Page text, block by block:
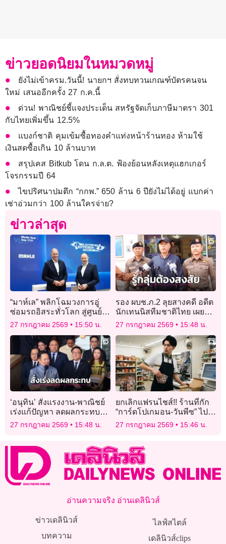
ข่าวยอดนิยมในหมวดหมู่
ยังไม่เข้าครม.วันนี้! นายกฯ สั่งทบทวนเกณฑ์บัตรคนจน
ใหม่ เสนออีกครั้ง 27 ก.ค.นี้
ด่วน! พาณิชย์ชี้แจงประเด็น สหรัฐจัดเก็บภาษีมาตรา 301
กับไทยเพิ่มขึ้น 12.5%
แบงก์ชาติ คุมเข้มซื้อทองคำแท่งหน้าร้านทอง ห้ามใช้
เงินสดซื้อเกิน 10 ล้านบาท
สรุปเคส Bitkub โดน ก.ล.ต. ฟ้องย้อนหลังเหตุแฮกเกอร์
โจรกรรมปี 64
ไขปริศนาปมตึก “กกพ.” 650 ล้าน 6 ปียังไม่ได้อยู่ แบกค่า
เช่าอ่วมกว่า 100 ล้านใครจ่าย?
ข่าวล่าสุด
“มาห์เล” พลิกโฉมวงการอู่
ซ่อมรถอิสระทั่วโลก สู่ศูนย์
บริการดิจิทัล
27 กรกฎาคม 2569 15:50 น.
รอง ผบช.ภ.2 ลุยสางคดี อดีต
นักเทนนิสทีมชาติไทย เผยรู้
กลุ่มผู้ต้องสงสัยแล้ว
27 กรกฎาคม 2569 15:48 น.
‘อนุทิน’ สั่งแรงงาน-พาณิชย์
เร่งแก้ปัญหา ลดผลกระทบ
ภาษีสหรัฐ 12.5%
27 กรกฎาคม 2569 15:48 น.
ยกเลิกแฟรนไชส์!! ร้านที่กัก
“การ์ดโปเกมอน-วันพีซ” ไป
ขายต่อ
27 กรกฎาคม 2569 15:46 น.
อ่านความจริง อ่านเดลินิวส์
ข่าวเดลินิวส์
บทความ
ไลฟ์สไตล์
เดลินิวส์clips